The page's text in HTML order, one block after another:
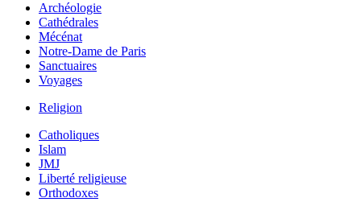
Archéologie
Cathédrales
Mécénat
Notre-Dame de Paris
Sanctuaires
Voyages
Religion
Catholiques
Islam
JMJ
Liberté religieuse
Orthodoxes